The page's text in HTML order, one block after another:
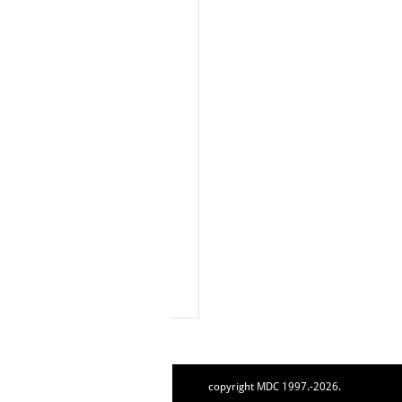
copyright MDC 1997.-2026.